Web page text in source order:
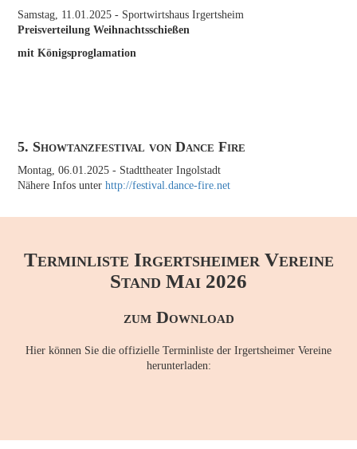
Samstag, 11.01.2025 - Sportwirtshaus Irgertsheim
Preisverteilung Weihnachtsschießen
mit Königsproglamation
5. Showtanzfestival von Dance Fire
Montag, 06.01.2025 - Stadttheater Ingolstadt
Nähere Infos unterhttp://festival.dance-fire.net
Terminliste Irgertsheimer Vereine
Stand Mai 2026
zum Download
Hier können Sie die offizielle Terminliste der Irgertsheimer Vereine
herunterladen: